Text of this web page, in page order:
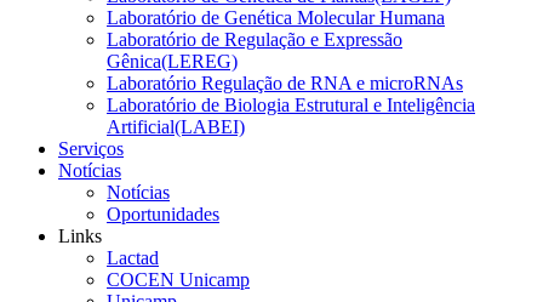
Laboratório de Genética Molecular Humana
Laboratório de Regulação e Expressão
Gênica(LEREG)
Laboratório Regulação de RNA e microRNAs
Laboratório de Biologia Estrutural e Inteligência
Artificial(LABEI)
Serviços
Notícias
Notícias
Oportunidades
Links
Lactad
COCEN Unicamp